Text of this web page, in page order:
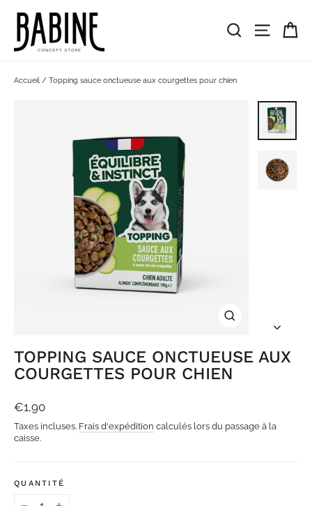
contenu
Rechercher
Accueil / Topping sauce onctueuse aux courgettes pour chien
TOPPING SAUCE ONCTUEUSE AUX
COURGETTES POUR CHIEN
Prix
régulier
€1,90
Taxes incluses. Frais d'expédition calculés lors du passage à la
caisse.
QUANTITÉ